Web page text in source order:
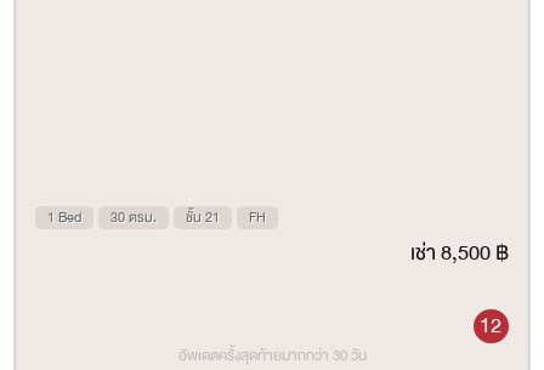
1 Bed 30 ตรม. ชั้น 21 FH
เช่า 8,500 ฿
12
อัพเดตครั้งสุดท้ายมากกว่า 30 วัน